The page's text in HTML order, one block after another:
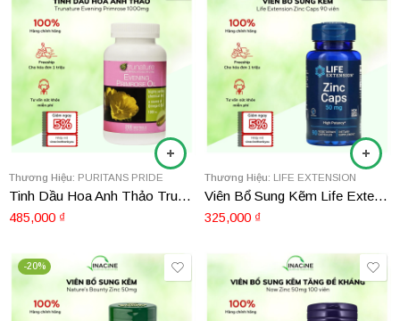
Thương Hiệu: PURITANS PRIDE
Tinh Dầu Hoa Anh Thảo Trunature Evening Primrose 1000mg
485,000 ₫
Thương Hiệu: LIFE EXTENSION
Viên Bổ Sung Kẽm Life Extension Zinc Caps
325,000 ₫
-20%